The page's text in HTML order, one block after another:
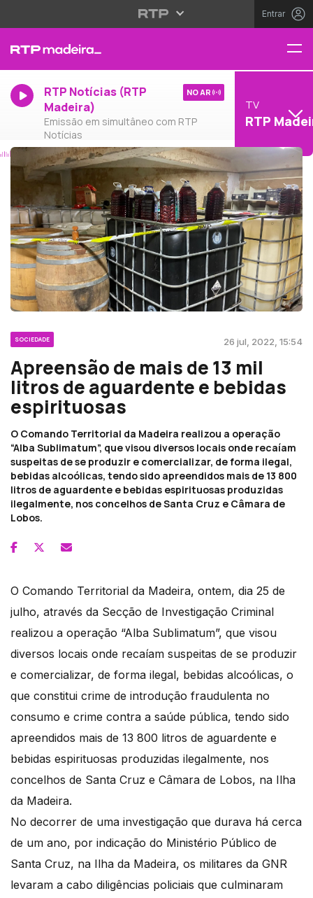
Entrar
RTP Notícias (RTP
Madeira)
Emissão em simultâneo com RTP
Notícias
NO AR
TV
RTP
SOCIEDADE 26 jul, 2022, 15:54
Apreensão de mais de 13 mil
litros de aguardente e bebidas
espirituosas
O Comando Territorial da Madeira realizou a operação
“Alba Sublimatum”, que visou diversos locais onde recaíam
suspeitas de se produzir e comercializar, de forma ilegal,
bebidas alcoólicas, tendo sido apreendidos mais de 13 800
litros de aguardente e bebidas espirituosas produzidas
ilegalmente, nos concelhos de Santa Cruz e Câmara de
Lobos.
O Comando Territorial da Madeira, ontem, dia 25 de
julho, através da Secção de Investigação Criminal
realizou a operação “Alba Sublimatum”, que visou
diversos locais onde recaíam suspeitas de se produzir
e comercializar, de forma ilegal, bebidas alcoólicas, o
que constitui crime de introdução fraudulenta no
consumo e crime contra a saúde pública, tendo sido
apreendidos mais de 13 800 litros de aguardente e
bebidas espirituosas produzidas ilegalmente, nos
concelhos de Santa Cruz e Câmara de Lobos, na Ilha
da Madeira.
No decorrer de uma investigação que durava há cerca
de um ano, por indicação do Ministério Público de
Santa Cruz, na Ilha da Madeira, os militares da GNR
levaram a cabo diligências policiais que culminaram